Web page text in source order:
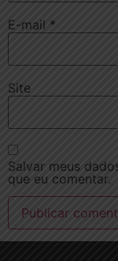
E-mail *
Site
Salvar meus
que eu comentar.